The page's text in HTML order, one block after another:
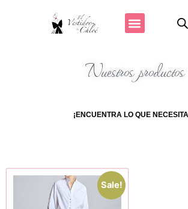
Nuestros productos
¡ENCUENTRA LO QUE
Sale!